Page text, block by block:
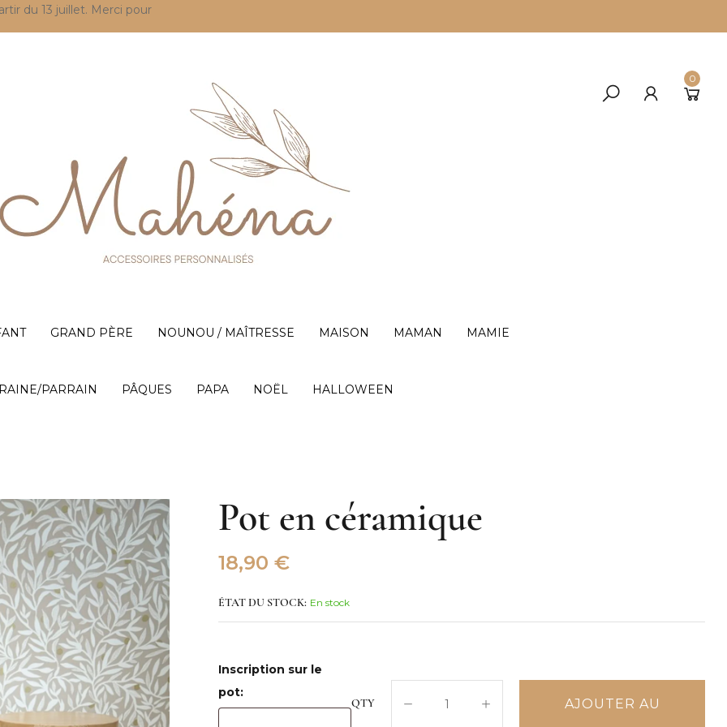
du 13 juillet. Merci pour
0
GRAND PÈRE NOUNOU / MAÎTRESSE MAISON MAMAN MAMIE
PARRAIN PÂQUES PAPA NOËL HALLOWEEN
Pot en céramique
18,90 €
ÉTAT DU STOCK: En stock
Inscription sur le
pot:
QTY AJOUTER AU